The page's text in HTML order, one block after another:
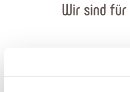
Wir sind für